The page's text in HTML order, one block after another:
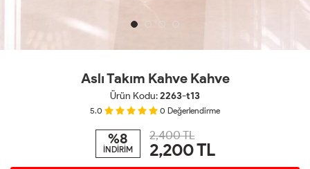
Aslı Takım Kahve Kahve
Ürün Kodu:2263-t13
5.0 0 Değerlendirme
%8
İNDİRİM
2,400 TL
2,200TL